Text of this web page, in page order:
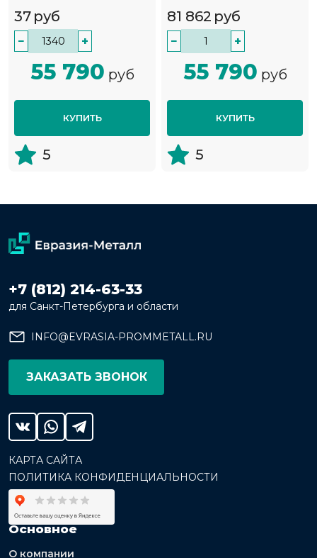
37 руб
− +
55 790 руб
КУПИТЬ
5
81 862 руб
− +
55 790 руб
КУПИТЬ
5
+7 (812) 214-63-33
для Санкт-Петербурга и области
INFO@EVRASIA-PROMMETALL.RU
ЗАКАЗАТЬ ЗВОНОК
КАРТА САЙТА
ПОЛИТИКА КОНФИДЕНЦИАЛЬНОСТИ
Основное
О компании